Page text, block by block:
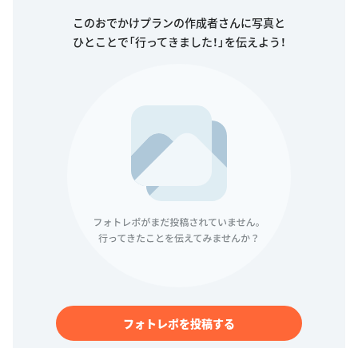
このおでかけプランの作成者さんに写真と
ひとことで「行ってきました！」を伝えよう！
フォトレポを投稿する